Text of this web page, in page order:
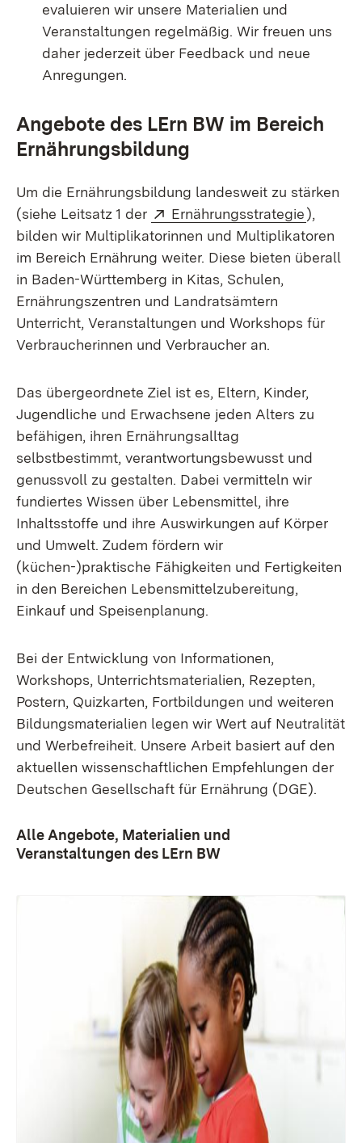
evaluieren wir unsere Materialien und
Veranstaltungen regelmäßig. Wir freuen uns
daher jederzeit über Feedback und neue
Anregungen.
Angebote des LErn BW im Bereich
Ernährungsbildung
Um die Ernährungsbildung landesweit zu stärken
(siehe Leitsatz 1 der
Extern:
Ernährungsstrategie(Öffnet
),
bilden wir Multiplikatorinnen und Multiplikatoren
im Bereich Ernährung weiter. Diese bieten überall
in Baden-Württemberg in Kitas, Schulen,
Ernährungszentren und Landratsämtern
Unterricht, Veranstaltungen und Workshops für
Verbraucherinnen und Verbraucher an.
Das übergeordnete Ziel ist es, Eltern, Kinder,
Jugendliche und Erwachsene jeden Alters zu
befähigen, ihren Ernährungsalltag
selbstbestimmt, verantwortungsbewusst und
genussvoll zu gestalten. Dabei vermitteln wir
fundiertes Wissen über Lebensmittel, ihre
Inhaltsstoffe und ihre Auswirkungen auf Körper
und Umwelt. Zudem fördern wir
(küchen-)praktische Fähigkeiten und Fertigkeiten
in den Bereichen Lebensmittelzubereitung,
Einkauf und Speisenplanung.
Bei der Entwicklung von Informationen,
Workshops, Unterrichtsmaterialien, Rezepten,
Postern, Quizkarten, Fortbildungen und weiteren
Bildungsmaterialien legen wir Wert auf Neutralität
und Werbefreiheit. Unsere Arbeit basiert auf den
aktuellen wissenschaftlichen Empfehlungen der
Deutschen Gesellschaft für Ernährung (DGE).
Alle Angebote, Materialien und
Veranstaltungen des LErn BW